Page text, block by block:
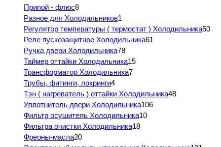
Припой - флюс8
Разное для Холодильников1
Регулятор температуры ( термостат ) Холодильника50
Реле пускозащитное Холодильника61
Ручка двери Холодильника78
Таймер оттайки Холодильника15
Трансформатор Холодильника7
Трубы, фитинги, локринги4
Тэн ( нагреватель ) оттайки Холодильника48
Уплотнитель двери Холодильника106
Фильтр осушитель Холодильника10
Фильтра очистки Холодильника18
Фреоны-масла20